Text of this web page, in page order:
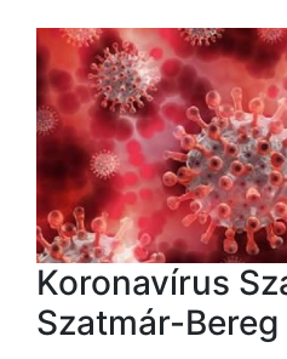
Koronavírus
Szatmár-